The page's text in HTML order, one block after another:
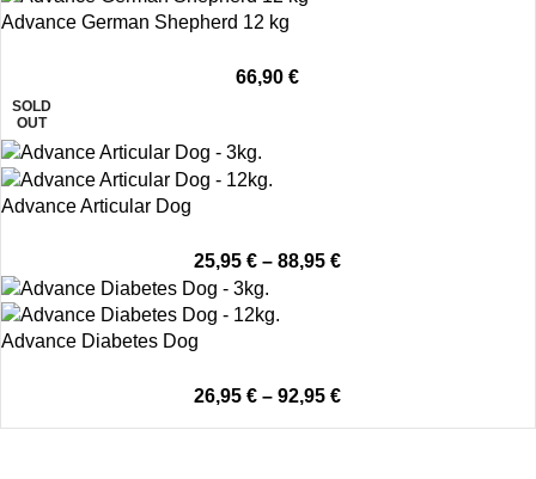
Advance German Shepherd 12 kg
66,90 €
SOLD
OUT
Advance Articular Dog
25,95 € – 88,95 €
Advance Diabetes Dog
26,95 € – 92,95 €